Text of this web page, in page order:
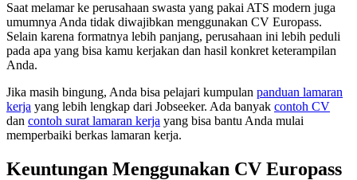
Saat melamar ke perusahaan swasta yang pakai ATS modern juga
umumnya Anda tidak diwajibkan menggunakan CV Europass.
Selain karena formatnya lebih panjang, perusahaan ini lebih peduli
pada apa yang bisa kamu kerjakan dan hasil konkret keterampilan
Anda.
Jika masih bingung, Anda bisa pelajari kumpulan panduan lamaran
kerja yang lebih lengkap dari Jobseeker. Ada banyak contoh CV
dan contoh surat lamaran kerja yang bisa bantu Anda mulai
memperbaiki berkas lamaran kerja.
Keuntungan Menggunakan CV Europass